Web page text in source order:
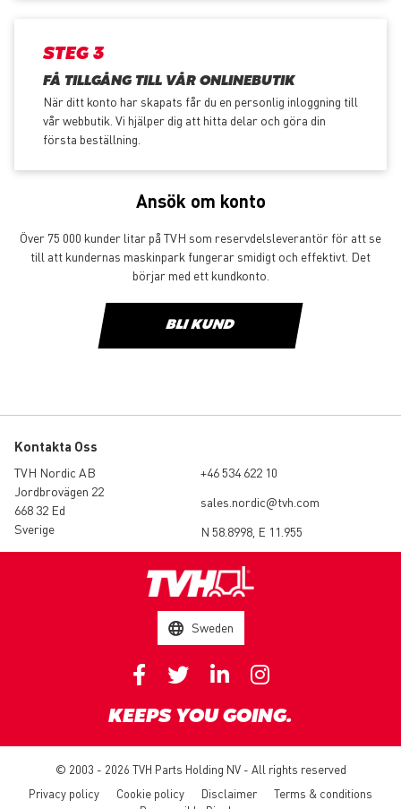
STEG 3
FÅ TILLGÅNG TILL VÅR ONLINEBUTIK
När ditt konto har skapats får du en personlig inloggning till
vår webbutik. Vi hjälper dig att hitta delar och göra din
första beställning.
Ansök om konto
Över 75 000 kunder litar på TVH som reservdelsleverantör för att se
till att kundernas maskinpark fungerar smidigt och effektivt. Det
börjar med ett kundkonto.
BLI KUND
Kontakta Oss
TVH Nordic AB
Jordbrovägen 22
668 32 Ed
Sverige
+46 534 622 10
sales.nordic@tvh.com
N 58.8998, E 11.955
Sweden
KEEPS YOU GOING.
© 2003 - 2026 TVH Parts Holding NV - All rights reserved
Privacy policy
Cookie policy Disclaimer
Terms & conditions